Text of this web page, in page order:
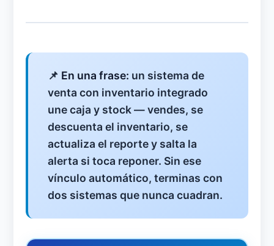
📌 En una frase: un sistema de
venta con inventario integrado
une caja y stock — vendes, se
descuenta el inventario, se
actualiza el reporte y salta la
alerta si toca reponer. Sin ese
vínculo automático, terminas con
dos sistemas que nunca cuadran.